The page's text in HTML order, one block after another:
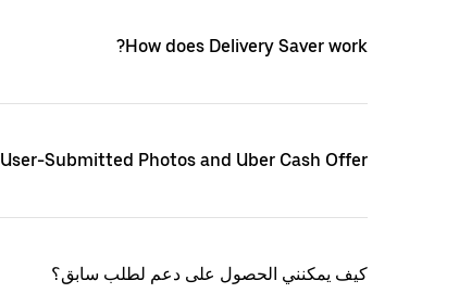
How does Delivery Saver work?
User-Submitted Photos and Uber Cash Offer
كيف يمكنني الحصول على دعم لطلب سابق؟